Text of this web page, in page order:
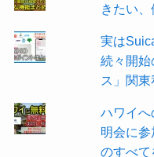
きたい
実は
続々開始
ス」関東
ハワイへ
明会に
のすべて